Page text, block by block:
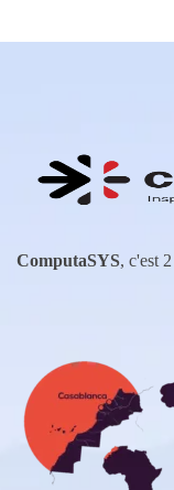
ComputaSYS, c'est